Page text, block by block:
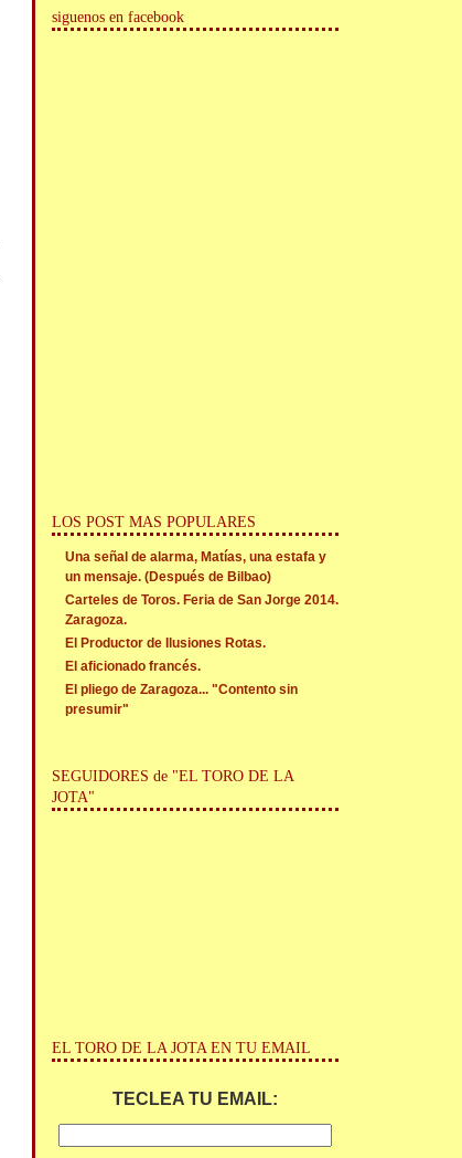
siguenos en facebook
LOS POST MAS POPULARES
Una señal de alarma, Matías, una estafa y
un mensaje. (Después de Bilbao)
Carteles de Toros. Feria de San Jorge 2014.
Zaragoza.
El Productor de Ilusiones Rotas.
El aficionado francés.
El pliego de Zaragoza... "Contento sin
presumir"
SEGUIDORES de "EL TORO DE LA
JOTA"
EL TORO DE LA JOTA EN TU EMAIL
TECLEA TU EMAIL: